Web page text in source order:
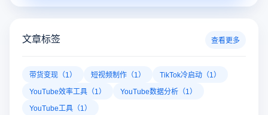
文章标签 查看更多
带货变现（1） 短视频制作（1）
TikTok冷启动（1）
YouTube效率工具（1）
YouTube数据分析（1）
YouTube工具（1）